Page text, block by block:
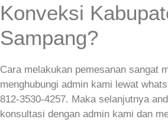
Konveksi
Sampang?
Cara melakukan pemesanan sangat
menghubungi admin kami lewat
812-3530-4257. Maka selanjutnya
konsultasi dengan admin kami dan